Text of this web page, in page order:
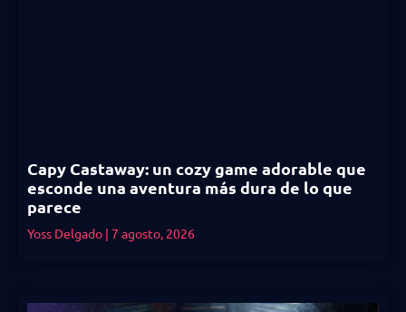
Capy Castaway: un cozy game adorable que
esconde una aventura más dura de lo que
parece
Yoss Delgado 7 agosto, 2026